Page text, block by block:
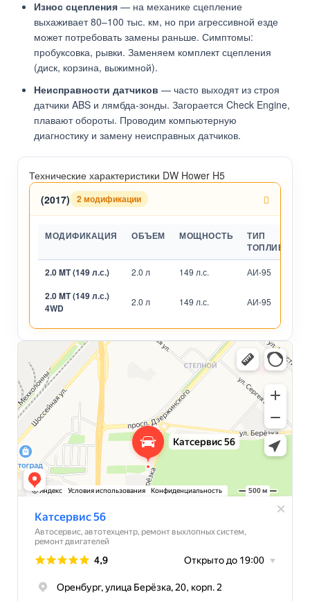
Износ сцепления — на механике сцепление
выхаживает 80–100 тыс. км, но при агрессивной езде
может потребовать замены раньше. Симптомы:
пробуксовка, рывки. Заменяем комплект сцепления
(диск, корзина, выжимной).
Неисправности датчиков — часто выходят из строя
датчики ABS и лямбда-зонды. Загорается Check Engine,
плавают обороты. Проводим компьютерную
диагностику и замену неисправных датчиков.
Технические характеристики DW Hower H5
(2017)
2 модификации
МОДИФИКАЦИЯ ОБЪЕМ МОЩНОСТЬ
ТИП
ТОПЛИВА
2.0 MT (149 л.с.) 2.0 л 149 л.с. АИ-95
2.0 MT (149 л.с.)
4WD
2.0 л 149 л.с. АИ-95